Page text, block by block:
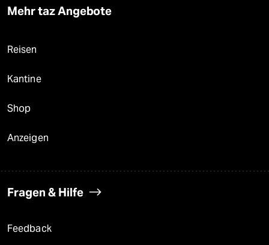
Mehr taz Angebote
Reisen
Kantine
Shop
Anzeigen
Fragen & Hilfe
Feedback